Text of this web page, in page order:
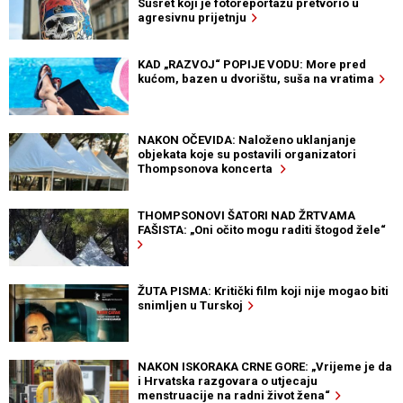
Susret koji je fotoreportažu pretvorio u
agresivnu prijetnju
KAD „RAZVOJ“ POPIJE VODU: More pred
kućom, bazen u dvorištu, suša na vratima
NAKON OČEVIDA: Naloženo uklanjanje
objekata koje su postavili organizatori
Thompsonova koncerta
THOMPSONOVI ŠATORI NAD ŽRTVAMA
FAŠISTA: „Oni očito mogu raditi štogod žele“
ŽUTA PISMA: Kritički film koji nije mogao biti
snimljen u Turskoj
NAKON ISKORAKA CRNE GORE: „Vrijeme je da
i Hrvatska razgovara o utjecaju
menstruacije na radni život žena“